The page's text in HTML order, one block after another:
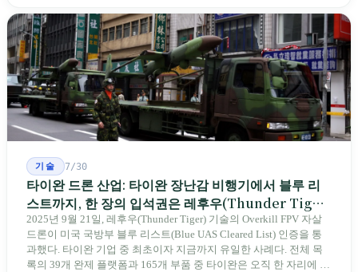
기술 7/30
타이완 드론 산업: 타이완 장난감 비행기에서 블루 리
스트까지, 한 장의 입석권은 레후우(Thunder Tiger)
에게
2025년 9월 21일, 레후우(Thunder Tiger) 기술의 Overkill FPV 자살
드론이 미국 국방부 블루 리스트(Blue UAS Cleared List) 인증을 통
과했다. 타이완 기업 중 최초이자 지금까지 유일한 사례다. 전체 목
록의 39개 완제 플랫폼과 165개 부품 중 타이완은 오직 한 자리에 불